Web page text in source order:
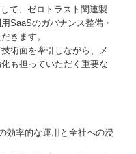
て、ゼロトラスト関連製
SaaSのガバナンス整備・
きます。
術面を牽引しながら、メ
も担っていただく重要な
効率的な運用と全社への浸